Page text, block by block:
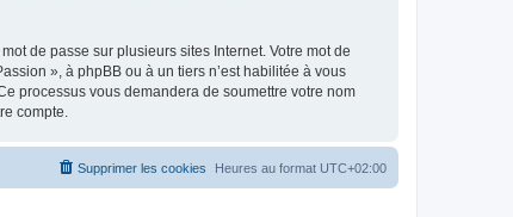
de passe sur plusieurs sites Internet. Votre mot de
», à phpBB ou à un tiers n’est habilitée à vous
processus vous demandera de soumettre votre nom
compte.
Heures au format UTC+02:00
Supprimer les cookies